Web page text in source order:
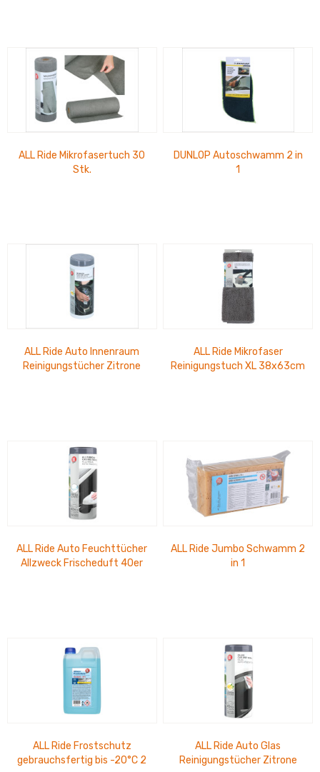
ALL Ride Mikrofasertuch 30
Stk.
DUNLOP Autoschwamm 2 in
1
ALL Ride Auto Innenraum
Reinigungstücher Zitrone
ALL Ride Mikrofaser
Reinigungstuch XL 38x63cm
ALL Ride Auto Feuchttücher
Allzweck Frischeduft 40er
ALL Ride Jumbo Schwamm 2
in 1
ALL Ride Frostschutz
gebrauchsfertig bis -20°C 2
ALL Ride Auto Glas
Reinigungstücher Zitrone